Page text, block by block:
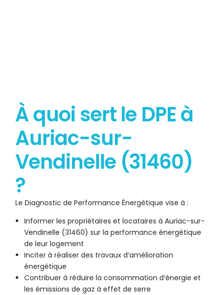
À quoi sert le DPE à
Auriac-sur-
Vendinelle (31460)
?
Le Diagnostic de Performance Énergétique vise à :
Informer les propriétaires et locataires à Auriac-sur-
Vendinelle (31460) sur la performance énergétique
de leur logement
Inciter à réaliser des travaux d’amélioration
énergétique
Contribuer à réduire la consommation d’énergie et
les émissions de gaz à effet de serre